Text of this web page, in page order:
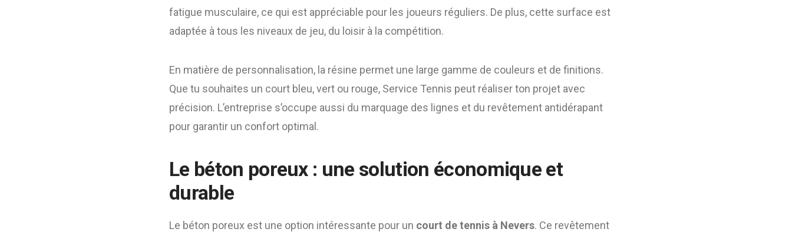
fatigue musculaire, ce qui est appréciable pour les joueurs réguliers. De plus, cette surface est
adaptée à tous les niveaux de jeu, du loisir à la compétition.
En matière de personnalisation, la résine permet une large gamme de couleurs et de finitions.
Que tu souhaites un court bleu, vert ou rouge, Service Tennis peut réaliser ton projet avec
précision. L’entreprise s’occupe aussi du marquage des lignes et du revêtement antidérapant
pour garantir un confort optimal.
Le béton poreux : une solution économique et
durable
Le béton poreux est une option intéressante pour un court de tennis à Nevers. Ce revêtement